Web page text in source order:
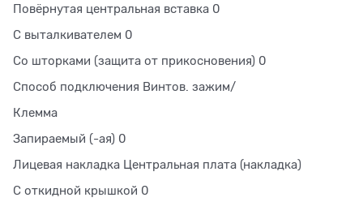
Повёрнутая центральная вставка 0
С выталкивателем 0
Со шторками (защита от прикосновения) 0
Способ подключения Винтов. зажим/
Клемма
Запираемый (-ая) 0
Лицевая накладка Центральная плата (накладка)
С откидной крышкой 0